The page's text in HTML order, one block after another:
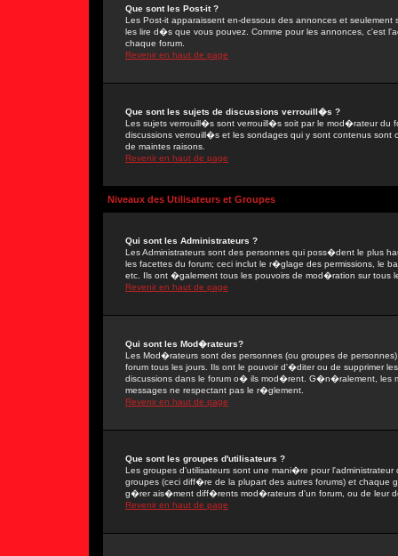
Que sont les Post-it ?
Les Post-it apparaissent en-dessous des annonces et
les lire d�s que vous pouvez. Comme pour les annonces, c'est
chaque forum.
Revenir en haut de page
Que sont les sujets de discussions verrouill�s ?
Les sujets verrouill�s sont verrouill�s soit par le mod�rateur du
discussions verrouill�s et les sondages qui y sont contenus
de maintes raisons.
Revenir en haut de page
Niveaux des Utilisateurs et Groupes
Qui sont les Administrateurs ?
Les Administrateurs sont des personnes qui poss�dent le plus
les facettes du forum; ceci inclut le r�glage des permissions, le
etc. Ils ont �galement tous les pouvoirs de mod�ration sur tous
Revenir en haut de page
Qui sont les Mod�rateurs?
Les Mod�rateurs sont des personnes (ou groupes de
forum tous les jours. Ils ont le pouvoir d'�diter ou de supprimer
discussions dans le forum o� ils mod�rent. G�n�ralement,
messages ne respectant pas le r�glement.
Revenir en haut de page
Que sont les groupes d'utilisateurs ?
Les groupes d'utilisateurs sont une mani�re pour
groupes (ceci diff�re de la plupart des autres forums) et
g�rer ais�ment diff�rents mod�rateurs d'un forum, ou de leur
Revenir en haut de page